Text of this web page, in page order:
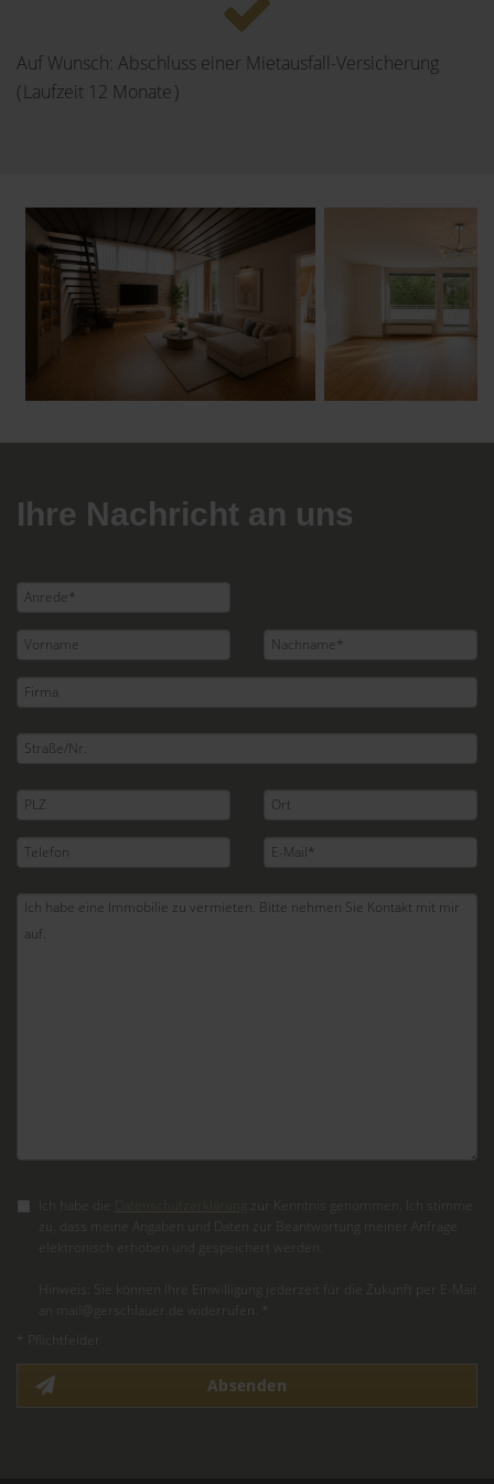
Auf Wunsch: Abschluss einer Mietausfall-Versicherung
( Laufzeit 12 Monate )
Ihre Nachricht an uns
Ich habe die
zur Kenntnis genommen. Ich stimme
zu, dass meine Angaben und Daten zur Beantwortung meiner Anfrage
elektronisch erhoben und gespeichert werden.
Hinweis: Sie können Ihre Einwilligung jederzeit für die Zukunft per E-Mail
an mail@gerschlauer.de widerrufen. *
* Pflichtfelder
Absenden